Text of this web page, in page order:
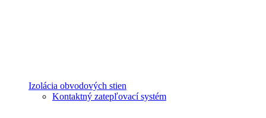
Izolácia obvodových stien
Kontaktný zatepľovací systém